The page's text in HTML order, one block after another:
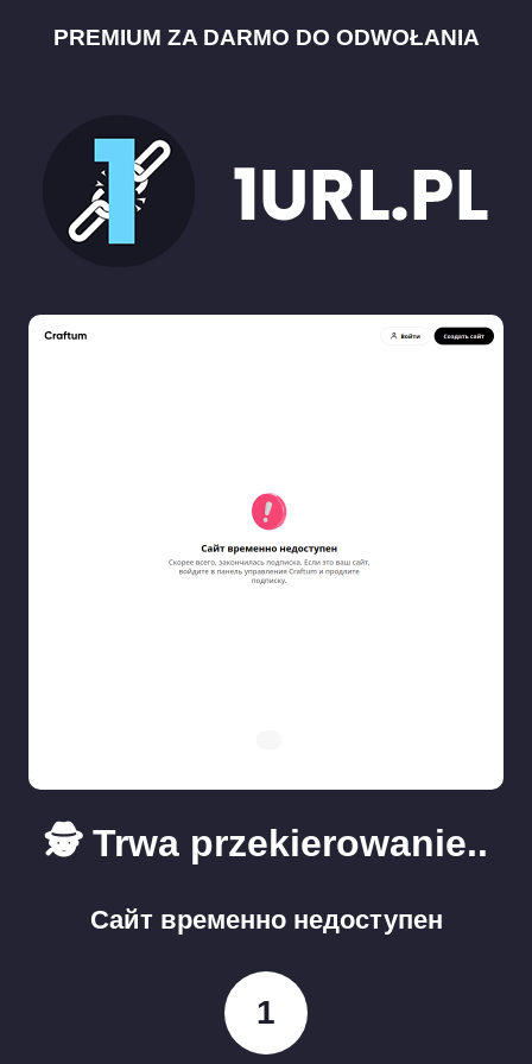
PREMIUM ZA DARMO DO ODWOŁANIA
🕵️ Trwa przekierowanie..
Сайт временно недоступен
1